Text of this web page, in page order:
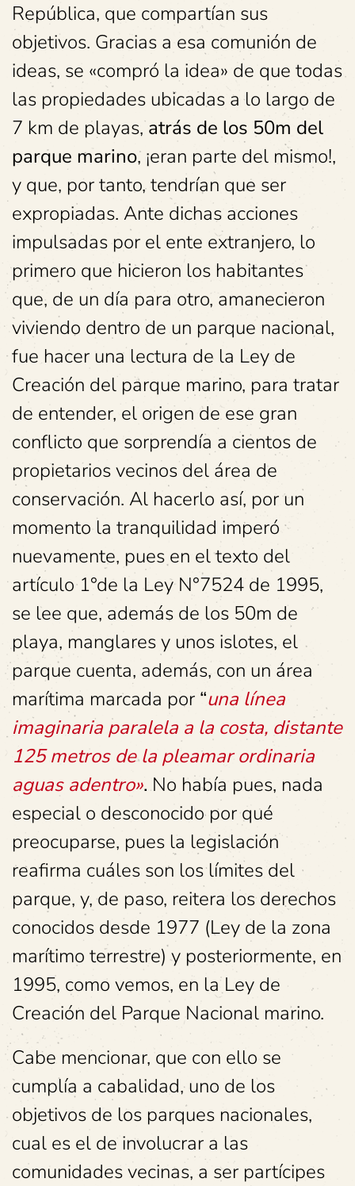
República, que compartían sus
objetivos. Gracias a esa comunión de
ideas, se «compró la idea» de que todas
las propiedades ubicadas a lo largo de
7 km de playas,atrás de los 50m del
parque marino, ¡eran parte del mismo!,
y que, por tanto, tendrían que ser
expropiadas. Ante dichas acciones
impulsadas por el ente extranjero, lo
primero que hicieron los habitantes
que, de un día para otro, amanecieron
viviendo dentro de un parque nacional,
fue hacer una lectura de la Ley de
Creación del parque marino, para tratar
de entender, el origen de ese gran
conflicto que sorprendía a cientos de
propietarios vecinos del área de
conservación. Al hacerlo así, por un
momento la tranquilidad imperó
nuevamente, pues en el texto del
artículo 1°de la Ley N°7524 de 1995,
se lee que, además de los 50m de
playa, manglares y unos islotes, el
parque cuenta, además, con un área
marítima marcada por “una línea
imaginaria paralela a la costa, distante
125 metros de la pleamar ordinaria
aguas adentro».No había pues, nada
especial o desconocido por qué
preocuparse, pues la legislación
reafirma cuáles son los límites del
parque, y, de paso, reitera los derechos
conocidos desde 1977 (Ley de la zona
marítimo terrestre) y posteriormente, en
1995, como vemos, en la Ley de
Creación del Parque Nacional marino.
Cabe mencionar, que con ello se
cumplía a cabalidad, uno de los
objetivos de los parques nacionales,
cual es el de involucrar a las
comunidades vecinas, a ser partícipes